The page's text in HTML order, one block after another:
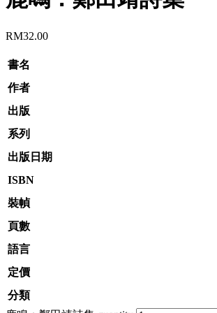
RM32.00
書名
作者
出版
系列
出版日期
ISBN
裝幀
頁數
語言
定價
分類